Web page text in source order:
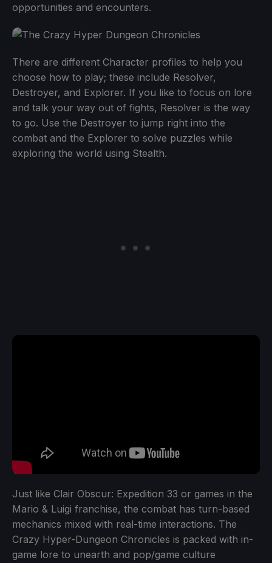
opportunities and encounters.
There are different Character profiles to help you
choose how to play; these include Resolver,
Destroyer, and Explorer. If you like to focus on lore
and talk your way out of fights, Resolver is the way
to go. Use the Destroyer to jump right into the
combat and the Explorer to solve puzzles while
exploring the world using Stealth.
Just like Clair Obscur: Expedition 33 or games in the
Mario & Luigi franchise, the combat has turn-based
mechanics mixed with real-time interactions. The
Crazy Hyper-Dungeon Chronicles is packed with in-
game lore to unearth and pop/game culture